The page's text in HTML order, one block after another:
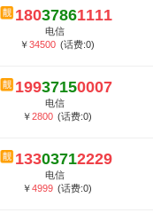
18037861111
电信
￥34500 (话费:0)
19937150007
电信
￥2800 (话费:0)
13303712229
电信
￥4999 (话费:0)